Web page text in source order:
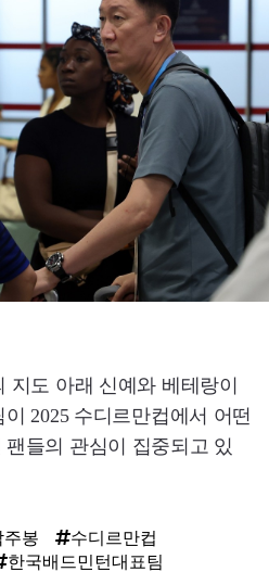
지도 아래 신예와 베테랑이
2025 수디르만컵에서 어떤
들의 관심이 집중되고 있
주봉
수디르만컵
한국배드민턴대표팀